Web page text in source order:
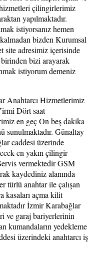
çilingirlerimiz
yapılmaktadır.
istiyorsanız hemen
bizden Kurumsal
site adresimiz içerisinde
bizi arayarak
istiyorum demeniz
Anahtarcı Hizmetlerimiz
Dört saat
en geç On beş dakika
sunulmaktadır. Günaltay
caddesi üzerinde
en yakın çilingir
vermektedir GSM
kaydediniz alanında
türlü anahtar ile çalışan
kasaları açma kilit
İzmir Karabağlar
ve garaj bariyerlerinin
kumandaların yedekleme
üzerindeki anahtarcı iş